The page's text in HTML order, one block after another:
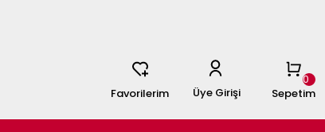
Sepetim
0
Favorilerim
Üye Girişi